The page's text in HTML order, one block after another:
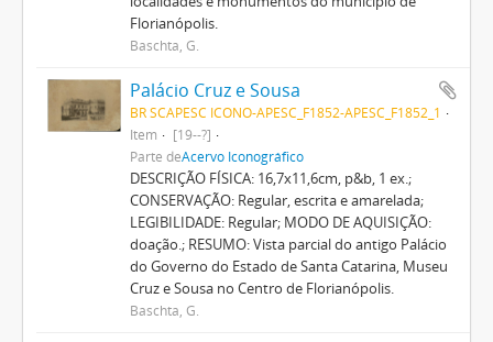
Florianópolis.
Baschta, G.
Palácio Cruz e Sousa
BR SCAPESC ICONO-APESC_F1852-APESC_F1852_1
Item
[19--?]
Parte deAcervo Iconográfico
DESCRIÇÃO FÍSICA: 16,7x11,6cm, p&b, 1 ex.;
CONSERVAÇÃO: Regular, escrita e amarelada;
LEGIBILIDADE: Regular; MODO DE AQUISIÇÃO:
doação.; RESUMO: Vista parcial do antigo Palácio
do Governo do Estado de Santa Catarina, Museu
Cruz e Sousa no Centro de Florianópolis.
Baschta, G.